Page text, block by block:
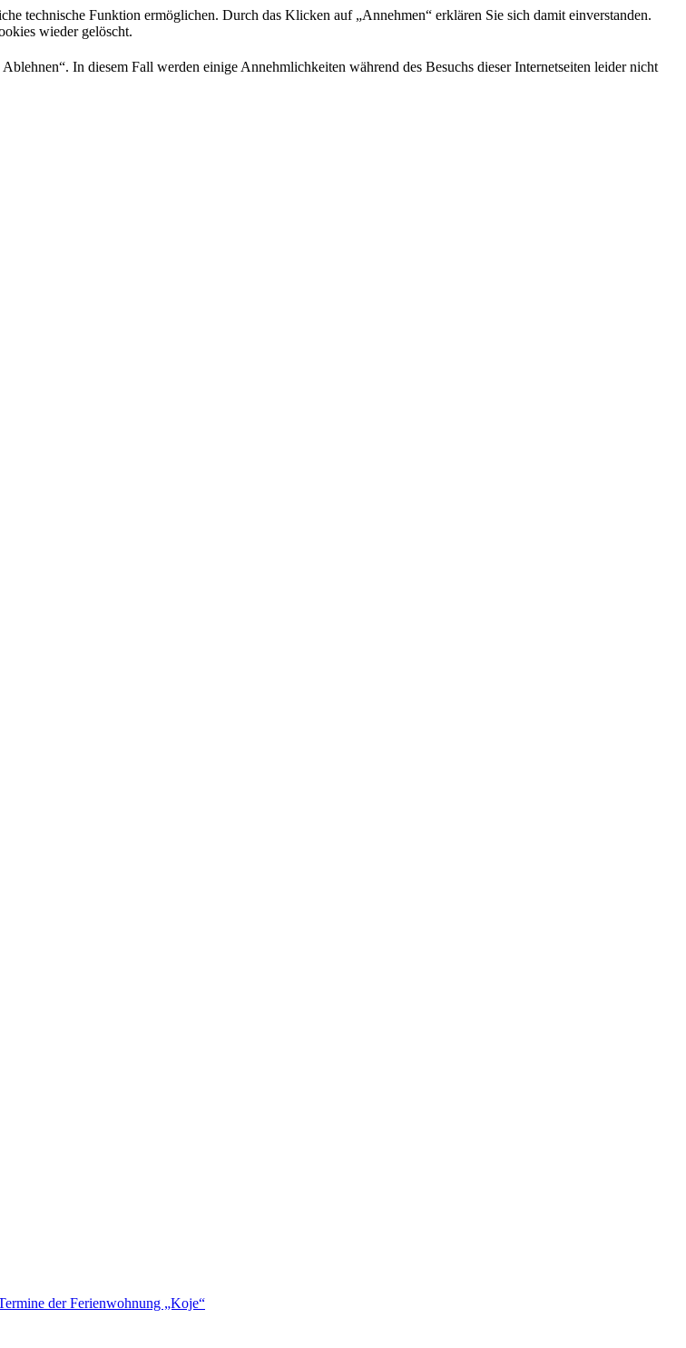
technische Funktion ermöglichen. Durch das Klicken auf „Annehmen“ erklären Sie sich damit einverstanden.
wieder gelöscht.
In diesem Fall werden einige Annehmlichkeiten während des Besuchs dieser Internetseiten leider nicht
der Ferienwohnung „Koje“